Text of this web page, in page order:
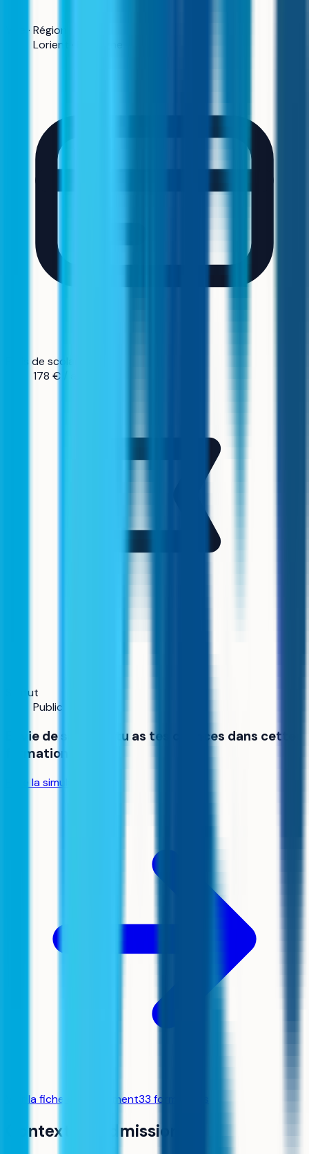
Ville · Région
Lorient · Bretagne
Frais de scolarité
178 € / an
Statut
Public
Envie de savoir si tu as tes chances dans cette
formation ?
Faire la simulation
Voir la fiche établissement33 formation
Contexte d'admission